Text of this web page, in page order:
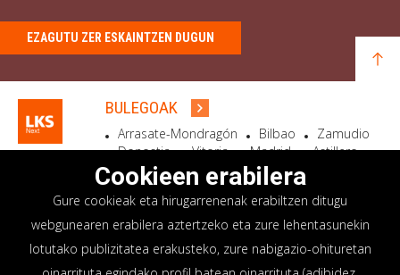
EZAGUTU ZER ESKAINTZEN DUGUN
BULEGOAK
Arrasate-Mondragón Bilbao
Zamudio
Donostia
Vitoria Madrid
Astillero
Bidart
EGOITZA SOZIALA
Goiru, 7 Arrasate-Mondragón
CP 20500 GIPUZKOA – SPAIN
Cookieen erabilera
Gure cookieak eta hirugarrenenak erabiltzen ditugu
webgunearen erabilera aztertzeko eta zure lehentasunekin
lotutako publizitatea erakusteko, zure nabigazio-ohituretan